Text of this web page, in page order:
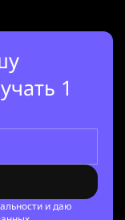
1
и даю